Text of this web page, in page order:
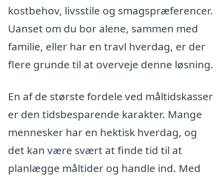
kostbehov, livsstile og smagspræferencer.
Uanset om du bor alene, sammen med
familie, eller har en travl hverdag, er der
flere grunde til at overveje denne løsning.
En af de største fordele ved måltidskasser
er den tidsbesparende karakter. Mange
mennesker har en hektisk hverdag, og
det kan være svært at finde tid til at
planlægge måltider og handle ind. Med